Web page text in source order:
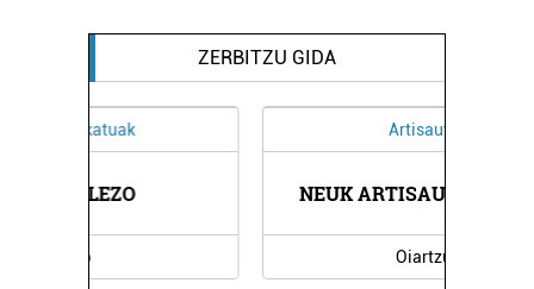
ZERBITZU GIDA
NEUK ARTISAU DISEINUAK